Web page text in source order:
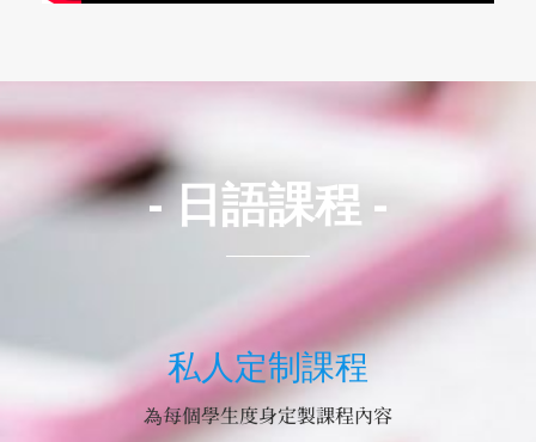
- 日語課程 -
私人定制課程
為每個學生度身定製課程內容